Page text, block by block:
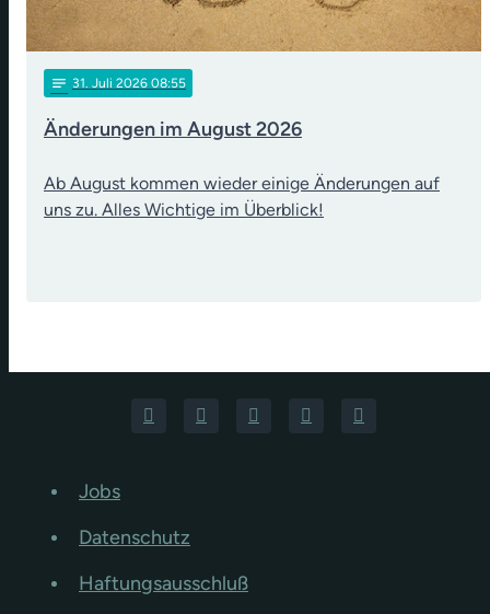
notes 31 . Juli 2026 08:55
Änderungen im August 2026
Ab August kommen wieder einige Änderungen auf
uns zu. Alles Wichtige im Überblick!
Jobs
Datenschutz
Haftungsausschluß